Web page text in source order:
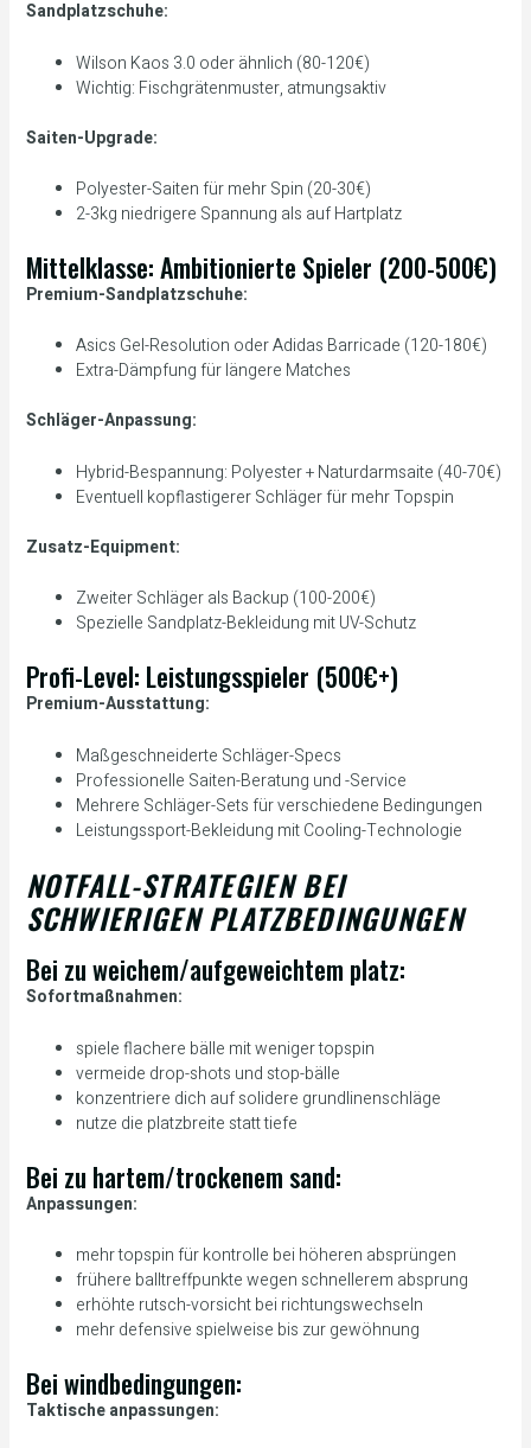
Sandplatzschuhe:
Wilson Kaos 3.0 oder ähnlich (80-120€)
Wichtig: Fischgrätenmuster, atmungsaktiv
Saiten-Upgrade:
Polyester-Saiten für mehr Spin (20-30€)
2-3kg niedrigere Spannung als auf Hartplatz
Mittelklasse: Ambitionierte Spieler (200-500€)
Premium-Sandplatzschuhe:
Asics Gel-Resolution oder Adidas Barricade (120-180€)
Extra-Dämpfung für längere Matches
Schläger-Anpassung:
Hybrid-Bespannung: Polyester + Naturdarmsaite (40-70€)
Eventuell kopflastigerer Schläger für mehr Topspin
Zusatz-Equipment:
Zweiter Schläger als Backup (100-200€)
Spezielle Sandplatz-Bekleidung mit UV-Schutz
Profi-Level: Leistungsspieler (500€+)
Premium-Ausstattung:
Maßgeschneiderte Schläger-Specs
Professionelle Saiten-Beratung und -Service
Mehrere Schläger-Sets für verschiedene Bedingungen
Leistungssport-Bekleidung mit Cooling-Technologie
NOTFALL-STRATEGIEN BEI
SCHWIERIGEN PLATZBEDINGUNGEN
Bei zu weichem/aufgeweichtem platz:
Sofortmaßnahmen:
spiele flachere bälle mit weniger topspin
vermeide drop-shots und stop-bälle
konzentriere dich auf solidere grundlinenschläge
nutze die platzbreite statt tiefe
Bei zu hartem/trockenem sand:
Anpassungen:
mehr topspin für kontrolle bei höheren absprüngen
frühere balltreffpunkte wegen schnellerem absprung
erhöhte rutsch-vorsicht bei richtungswechseln
mehr defensive spielweise bis zur gewöhnung
Bei windbedingungen:
Taktische anpassungen: